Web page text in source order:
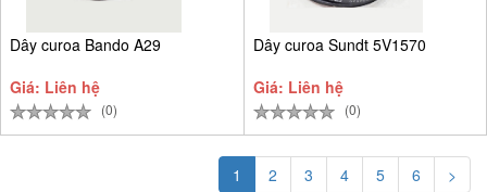
Dây curoa Bando A29
Giá: Liên hệ
(0)
Dây curoa Sundt 5V1570
Giá: Liên hệ
(0)
1 2 3 4 5 6 >